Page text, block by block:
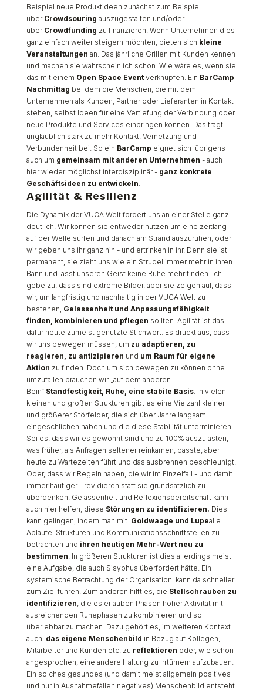
Beispiel neue Produktideen zunächst zum Beispiel
über Crowdsouring auszugestalten und/oder
über Crowdfunding zu finanzieren. Wenn Unternehmen dies
ganz einfach weiter steigern möchten, bieten sich kleine
Veranstaltungen an. Das jährliche Grillen mit Kunden kennen
und machen sie wahrscheinlich schon. Wie wäre es, wenn sie
das mit einem Open Space Event verknüpfen. Ein BarCamp
Nachmittag bei dem die Menschen, die mit dem
Unternehmen als Kunden, Partner oder Lieferanten in Kontakt
stehen, selbst Ideen für eine Vertiefung der Verbindung oder
neue Produkte und Services einbringen können. Das trägt
unglaublich stark zu mehr Kontakt, Vernetzung und
Verbundenheit bei. So ein BarCamp eignet sich übrigens
auch um gemeinsam mit anderen Unternehmen - auch
hier wieder möglichst interdisziplinär - ganz konkrete
Geschäftsideen zu entwickeln.
Agilität & Resilienz
Die Dynamik der VUCA Welt fordert uns an einer Stelle ganz
deutlich: Wir können sie entweder nutzen um eine zeitlang
auf der Welle surfen und danach am Strand auszuruhen, oder
wir geben uns ihr ganz hin - und ertrinken in ihr. Denn sie ist
permanent, sie zieht uns wie ein Strudel immer mehr in ihren
Bann und lässt unseren Geist keine Ruhe mehr finden. Ich
gebe zu, dass sind extreme Bilder, aber sie zeigen auf, dass
wir, um langfristig und nachhaltig in der VUCA Welt zu
bestehen, Gelassenheit und Anpassungsfähigkeit
finden, kombinieren und pflegen sollten. Agilität ist das
dafür heute zumeist genutzte Stichwort. Es drückt aus, dass
wir uns bewegen müssen, um zu adaptieren, zu
reagieren, zu antizipieren und um Raum für eigene
Aktion zu finden. Doch um sich bewegen zu können ohne
umzufallen brauchen wir „auf dem anderen
Bein“ Standfestigkeit, Ruhe, eine stabile Basis. In vielen
kleinen und großen Strukturen gibt es eine Vielzahl kleiner
und größerer Störfelder, die sich über Jahre langsam
eingeschlichen haben und die diese Stabilität unterminieren.
Sei es, dass wir es gewohnt sind und zu 100% auszulasten,
was früher, als Anfragen seltener reinkamen, passte, aber
heute zu Wartezeiten führt und das ausbrennen beschleunigt.
Oder, dass wir Regeln haben, die wir im Einzelfall - und damit
immer häufiger - revidieren statt sie grundsätzlich zu
überdenken. Gelassenheit und Reflexionsbereitschaft kann
auch hier helfen, diese Störungen zu identifizieren. Dies
kann gelingen, indem man mit Goldwaage und Lupealle
Abläufe, Strukturen und Kommunikationsschnittstellen zu
betrachten und ihren heutigen Mehr-Wert neu zu
bestimmen. In größeren Strukturen ist dies allerdings meist
eine Aufgabe, die auch Sisyphus überfordert hätte. Ein
systemische Betrachtung der Organisation, kann da schneller
zum Ziel führen. Zum anderen hilft es, die Stellschrauben zu
identifizieren, die es erlauben Phasen hoher Aktivität mit
ausreichenden Ruhephasen zu kombinieren und so
überlebbar zu machen. Dazu gehört es, im weiteren Kontext
auch, das eigene Menschenbild in Bezug auf Kollegen,
Mitarbeiter und Kunden etc. zu reflektieren oder, wie schon
angesprochen, eine andere Haltung zu Irrtümern aufzubauen.
Ein solches gesundes (und damit meist allgemein positives
und nur in Ausnahmefällen negatives) Menschenbild entsteht